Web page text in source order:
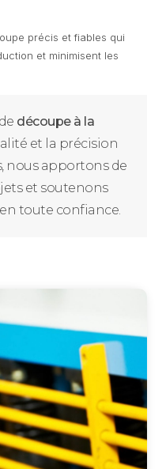
précis et fiables qui
et minimisent les
découpe à la
et la précision
nous apportons de
et soutenons
toute confiance.